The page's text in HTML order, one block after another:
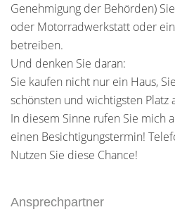
Genehmigung der Behörden)
oder Motorradwerkstatt oder
betreiben.
Und denken Sie daran:
Sie kaufen nicht nur ein Haus,
schönsten und wichtigsten Platz
In diesem Sinne rufen Sie mich
einen Besichtigungstermin!
Nutzen Sie diese Chance!
Ansprechpartner